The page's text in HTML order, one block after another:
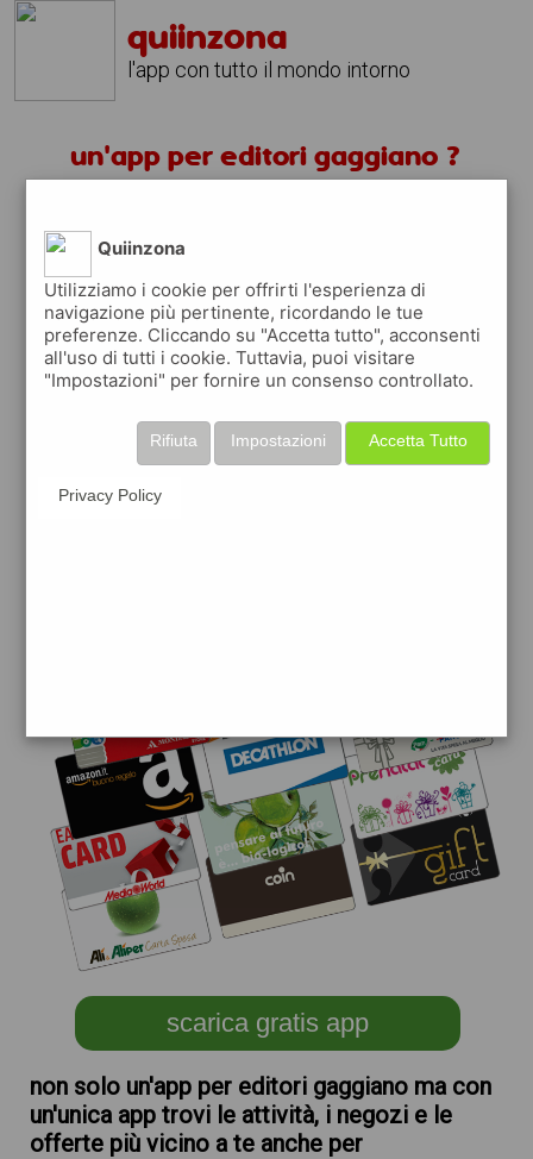
quiinzona
l'app con tutto il mondo intorno
un'app per editori gaggiano ?
quiinzona è una app
gratuita
che ti aiuta se cerchi 'un'app per editori
gaggiano ? ' e che ti premia ogni volta che
la usi
raccogli punti da convertire inbuoni sconto
o gift card
per fare la spesa, fare
scarica gratis app
non solo un'app per editori gaggiano ma con
un'unica app trovi le attività, i negozi e le
offerte più vicino a te anche per
Quiinzona
Utilizziamo i cookie per offrirti l'esperienza di
navigazione più pertinente, ricordando le tue
preferenze. Cliccando su "Accetta tutto", acconsenti
all'uso di tutti i cookie. Tuttavia, puoi visitare
"Impostazioni" per fornire un consenso controllato.
Accetta Tutto
Impostazioni
Rifiuta
Privacy Policy